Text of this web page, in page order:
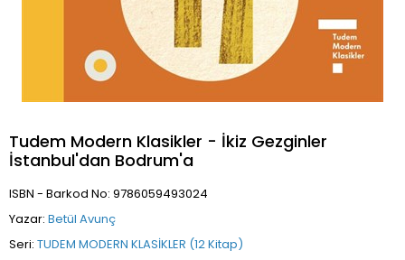
Tudem Modern Klasikler - İkiz Gezginler
İstanbul'dan Bodrum'a
ISBN - Barkod No: 9786059493024
Yazar: Betül Avunç
Seri: TUDEM MODERN KLASİKLER (12 Kitap)